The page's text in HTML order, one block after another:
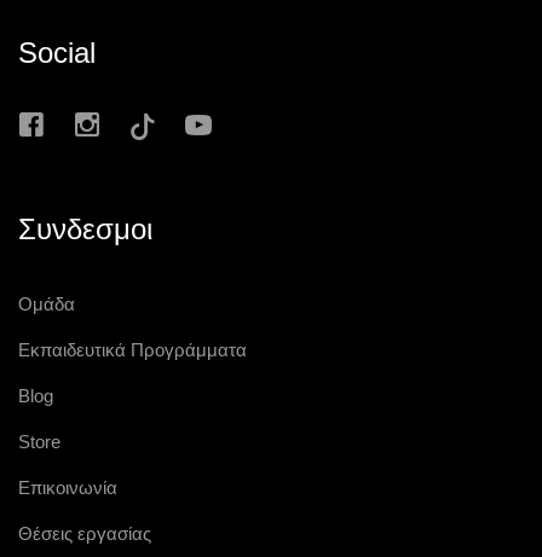
Social
Συνδεσμοι
Ομάδα
Εκπαιδευτικά Προγράμματα
Blog
Store
Επικοινωνία
Θέσεις εργασίας